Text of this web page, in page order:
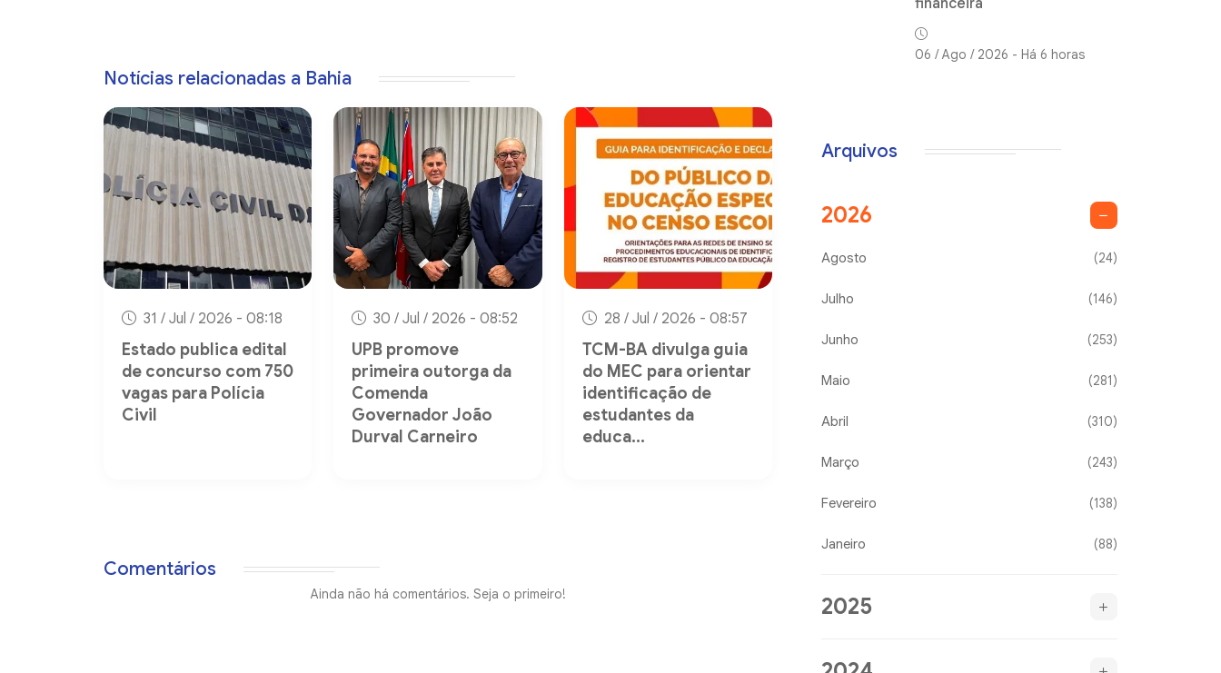
Notícias relacionadas a Bahia
31 / Jul / 2026 - 08:18
Estado publica edital
de concurso com 750
vagas para Polícia
Civil
30 / Jul / 2026 - 08:52
UPB promove
primeira outorga da
Comenda
Governador João
Durval Carneiro
28 / Jul / 2026 - 08:57
TCM-BA divulga guia
do MEC para orientar
identificação de
estudantes da
educa...
Comentários
Ainda não há comentários. Seja o primeiro!
financeira
06 / Ago / 2026 - Há 6 horas
Arquivos
2026
Agosto (24)
Julho (146)
Junho (253)
Maio (281)
Abril (310)
Março (243)
Fevereiro (138)
Janeiro (88)
2025